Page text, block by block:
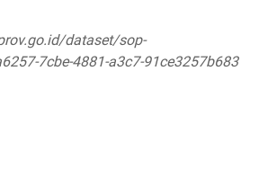
dataset/sop-
7cbe-4881-a3c7-91ce3257b683